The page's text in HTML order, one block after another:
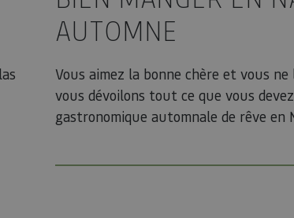
AUTOMNE
Vous aimez la bonne chère et vous
vous dévoilons tout ce que vous
gastronomique automnale de rêve en